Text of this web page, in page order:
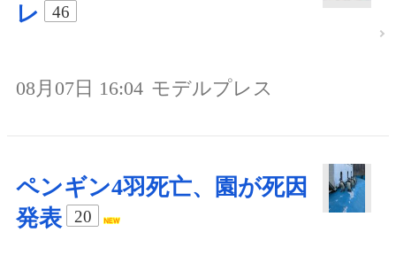
レ
46
08月07日 16:04 モデルプレス
ペンギン4羽死亡、園が死因
発表
20